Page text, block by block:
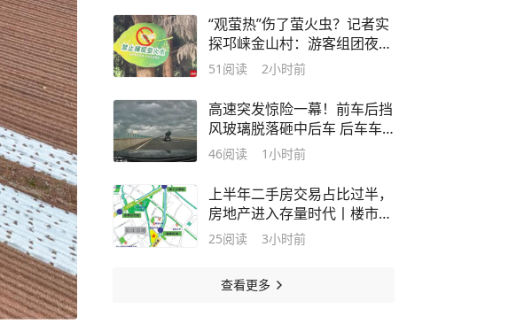
“观萤热”伤了萤火虫？记者实
探邛崃金山村：游客组团夜捕
政府组队护虫｜封面头条
51 阅读 2小时前
高速突发惊险一幕！前车后挡
风玻璃脱落砸中后车 后车车
主发声：事故原因仍不清楚
46阅读 1小时前
上半年二手房交易占比过半，
房地产进入存量时代丨楼市周
报
25阅读 3小时前
查看更多